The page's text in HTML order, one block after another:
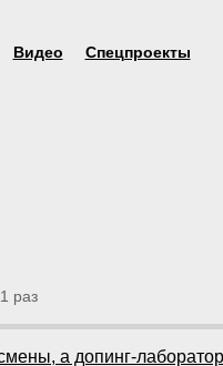
Видео Спецпроекты
раз
а допинг-